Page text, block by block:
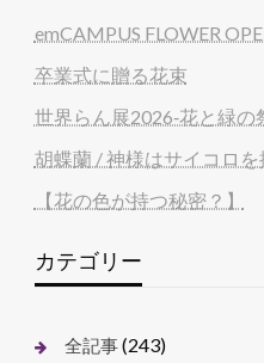
emCAMPUS FLOWER
卒業式に贈る花束
世界らん展2026‐花と緑の
胡蝶蘭 / 神様はサイコロを
【花の色が持つ秘密？】
カテゴリー
全記事(243)